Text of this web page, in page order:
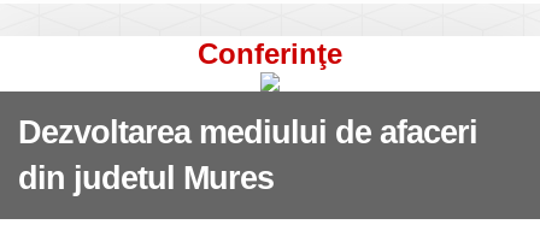
Conferinţe
Dezvoltarea mediului de afaceri
din judetul Mures